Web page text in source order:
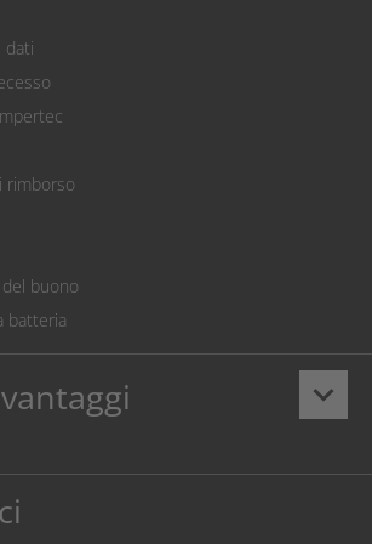
della merce
dei costi
dei cookie
dati
rimborso
buono
batteria
keyboard_arrow_down
Garanzia Ampertecsu toner e inchiostro
dellambiente evitando gli sprechi.